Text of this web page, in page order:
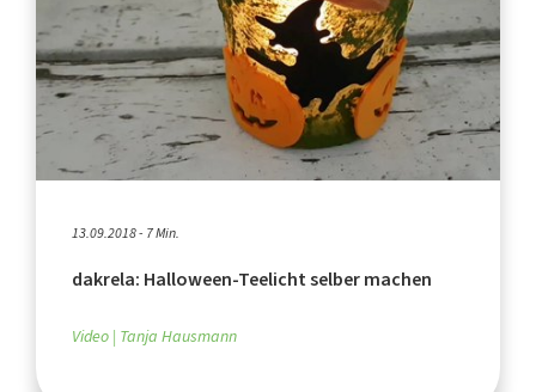
13.09.2018 - 7 Min.
dakrela: Halloween-Teelicht selber machen
Video Tanja Hausmann